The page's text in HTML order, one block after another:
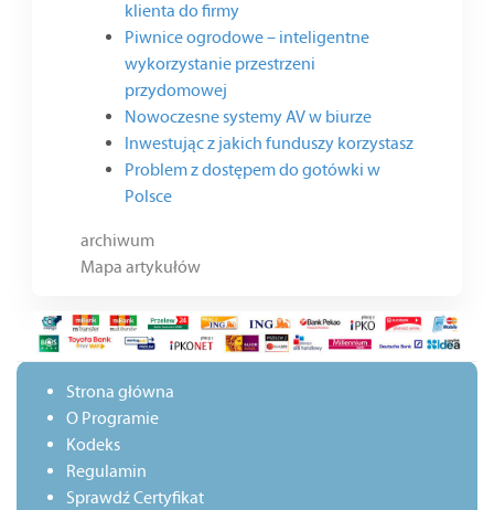
klienta do firmy
Piwnice ogrodowe – inteligentne
wykorzystanie przestrzeni
przydomowej
Nowoczesne systemy AV w biurze
Inwestując z jakich funduszy korzystasz
Problem z dostępem do gotówki w
Polsce
archiwum
Mapa artykułów
Strona główna
O Programie
Kodeks
Regulamin
Sprawdź Certyfikat